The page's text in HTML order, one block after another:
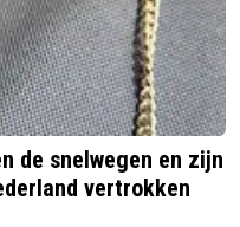
de snelwegen en zijn
vertrokken